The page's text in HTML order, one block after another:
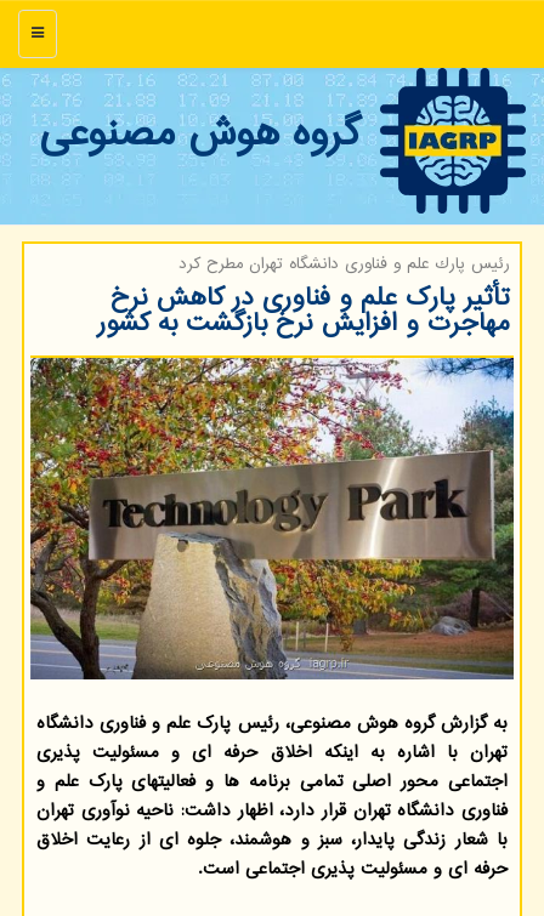
منو
گروه هوش مصنوعی
رئیس پارك علم و فناوری دانشگاه تهران مطرح كرد
تأثیر پارک علم و فناوری در کاهش نرخ
مهاجرت و افزایش نرخ بازگشت به کشور
به گزارش گروه هوش مصنوعی، رئیس پارک علم و فناوری دانشگاه
تهران با اشاره به اینکه اخلاق حرفه ای و مسئولیت پذیری
اجتماعی محور اصلی تمامی برنامه ها و فعالیتهای پارک علم و
فناوری دانشگاه تهران قرار دارد، اظهار داشت: ناحیه نوآوری تهران
با شعار زندگی پایدار، سبز و هوشمند، جلوه ای از رعایت اخلاق
حرفه ای و مسئولیت پذیری اجتماعی است.